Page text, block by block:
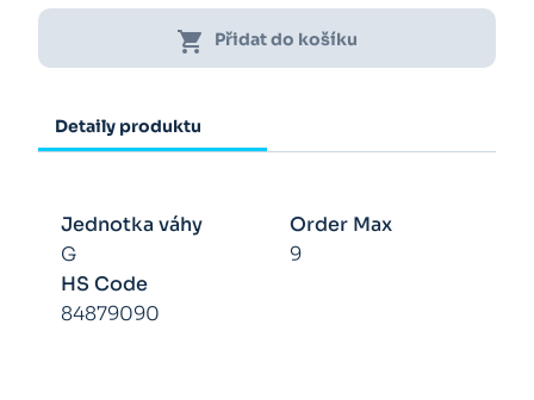
shopping_cart Přidat do košíku
Detaily produktu
Jednotka váhy
G
Order Max
9
HS Code
84879090